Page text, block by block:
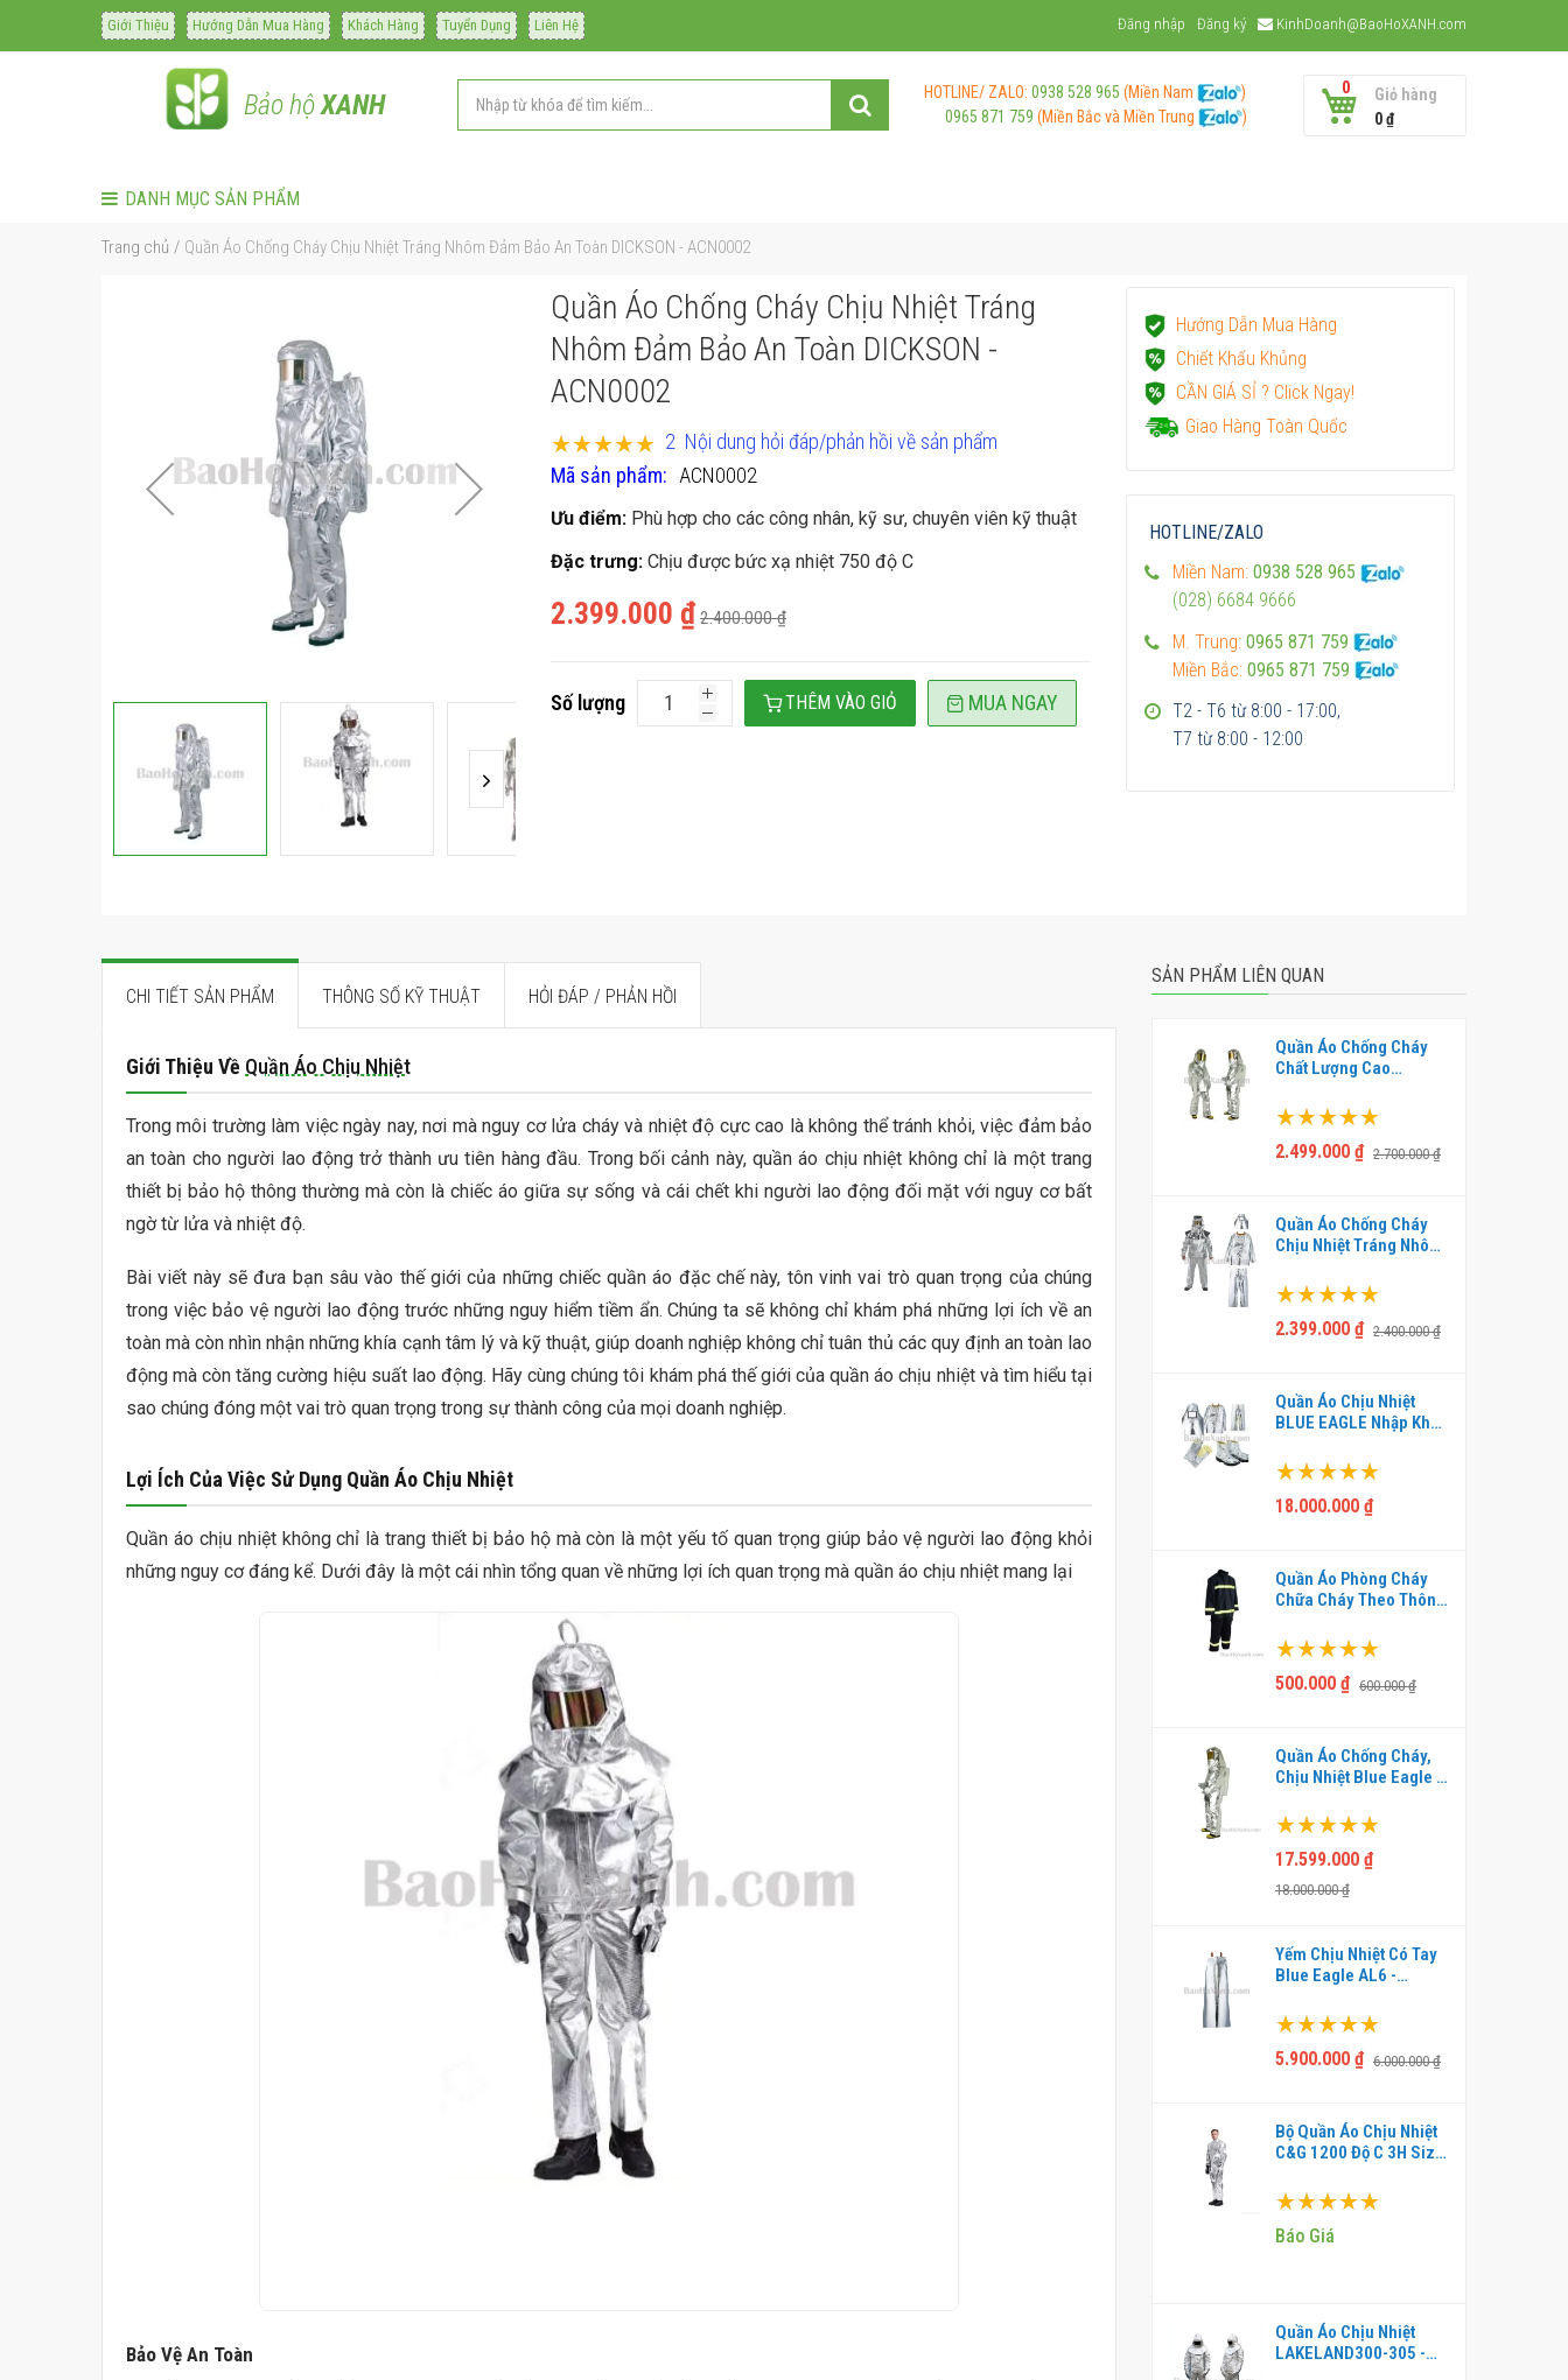
Giới Thiệu Hướng Dẫn Mua Hàng Khách Hàng Tuyển Dụng Liên Hệ Đăng nhập Đăng ký KinhDoanh@BaoHoXANH.com
Bảo hộXANH HOTLINE/ ZALO: 0938 528 965 (Miền Nam
)
0965 871 759 (Miền Bắc và Miền Trung )
Giỏ hàng
0
0 ₫
DANH MỤC SẢN PHẨM
Trang chủ Quần Áo Chống Cháy Chịu Nhiệt Tráng Nhôm Đảm Bảo An Toàn DICKSON - ACN0002
của
viện
ảnh
Quần Áo Chống Cháy Chịu Nhiệt Tráng
Nhôm Đảm Bảo An Toàn DICKSON -
ACN0002
Mã sản phẩm ACN0002
Xếp hạng:
100
% of100
2 Nội dung hỏi đáp/phản hồi về sản phẩm
2.399.000 ₫ 2.400.000 ₫
Ưu điểm: Phù hợp cho các công nhân, kỹ sư, chuyên viên kỹ thuật
Đặc trưng: Chịu được bức xạ nhiệt 750 độ C
Số lượng THÊM VÀO GIỎ MUA NGAY
Hướng Dẫn Mua Hàng
Chiết Khấu Khủng
CẦN GIÁ SỈ ? Click Ngay!
Giao Hàng Toàn Quốc
HOTLINE/ZALO
Miền Nam:0938 528 965
(028) 6684 9666
M. Trung:0965 871 759
Miền Bắc:0965 871 759
T2 - T6 từ 8:00 - 17:00,
T7 từ 8:00 - 12:00
CHI TIẾT SẢN PHẨM THÔNG SỐ KỸ THUẬT HỎI ĐÁP / PHẢN HỒI
Giới Thiệu Về Quần Áo Chịu Nhiệt
Trong môi trường làm việc ngày nay, nơi mà nguy cơ lửa cháy và nhiệt độ cực cao là không thể tránh khỏi, việc đảm bảo
an toàn cho người lao động trở thành ưu tiên hàng đầu. Trong bối cảnh này, quần áo chịu nhiệt không chỉ là một trang
thiết bị bảo hộ thông thường mà còn là chiếc áo giữa sự sống và cái chết khi người lao động đối mặt với nguy cơ bất
ngờ từ lửa và nhiệt độ.
Bài viết này sẽ đưa bạn sâu vào thế giới của những chiếc quần áo đặc chế này, tôn vinh vai trò quan trọng của chúng
trong việc bảo vệ người lao động trước những nguy hiểm tiềm ẩn. Chúng ta sẽ không chỉ khám phá những lợi ích về an
toàn mà còn nhìn nhận những khía cạnh tâm lý và kỹ thuật, giúp doanh nghiệp không chỉ tuân thủ các quy định an toàn lao
động mà còn tăng cường hiệu suất lao động. Hãy cùng chúng tôi khám phá thế giới của quần áo chịu nhiệt và tìm hiểu tại
sao chúng đóng một vai trò quan trọng trong sự thành công của mọi doanh nghiệp.
Lợi Ích Của Việc Sử Dụng Quần Áo Chịu Nhiệt
Quần áo chịu nhiệt không chỉ là trang thiết bị bảo hộ mà còn là một yếu tố quan trọng giúp bảo vệ người lao động khỏi
những nguy cơ đáng kể. Dưới đây là một cái nhìn tổng quan về những lợi ích quan trọng mà quần áo chịu nhiệt mang lại
Bảo Vệ An Toàn
SẢN PHẨM LIÊN QUAN
Xếp hạng:
100%
270.000 ₫
ABH0014
Xếp hạng:
100%
Quần Áo Chống Cháy
Chất Lượng Cao
Xếp hạng:
100%
2.499.000 ₫ 2.700.000 ₫
Quần Áo Chống Cháy
Chịu Nhiệt Tráng Nhôm
Xếp hạng:
100%
2.399.000 ₫ 2.400.000 ₫
Quần Áo Chịu Nhiệt
BLUE EAGLE Nhập Khẩu
QCN0003
Xếp hạng:
100%
18.000.000 ₫
Quần Áo Phòng Cháy
Chữa Cháy Theo Thông
Xếp hạng:
100%
500.000 ₫ 600.000 ₫
Quần Áo Chống Cháy,
Chịu Nhiệt Blue Eagle -
Xếp hạng:
100%
17.599.000 ₫
18.000.000 ₫
Yếm Chịu Nhiệt Có Tay
Blue Eagle AL6 -
Xếp hạng:
100%
5.900.000 ₫ 6.000.000 ₫
Bộ Quần Áo Chịu Nhiệt
C&G 1200 Độ C 3H Size
QCN0006
Xếp hạng:
100%
Báo Giá
Quần Áo Chịu Nhiệt
LAKELAND300-305 -